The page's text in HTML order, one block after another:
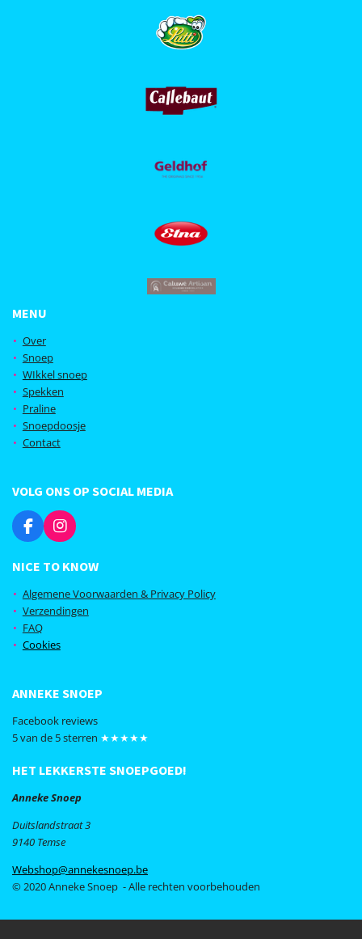
MENU
Over
Snoep
WIkkel snoep
Spekken
Praline
Snoepdoosje
Contact
VOLG ONS OP SOCIAL MEDIA
F
a
c
e
b
o
o
k
I
n
s
a
g
r
m
NICE TO KNOW
Algemene Voorwaarden & Privacy Policy
Verzendingen
FAQ
Cookies
ANNEKE SNOEP
Facebook reviews
5 van de 5 sterren ★★★★★
HET LEKKERSTE SNOEPGOED!
Anneke Snoep
Duitslandstraat 3
9140 Temse
Webshop@annekesnoep.be
© 2020 Anneke Snoep - Alle rechten voorbehouden